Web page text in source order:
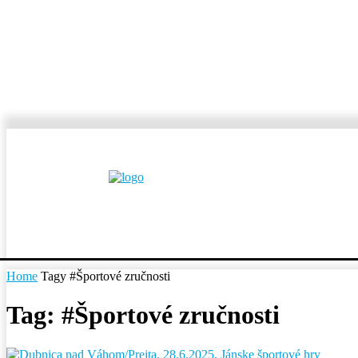
Home Tagy #Športové zručnosti
Tag: #Športové zručnosti